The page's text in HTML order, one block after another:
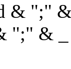
& ";"
";" & _